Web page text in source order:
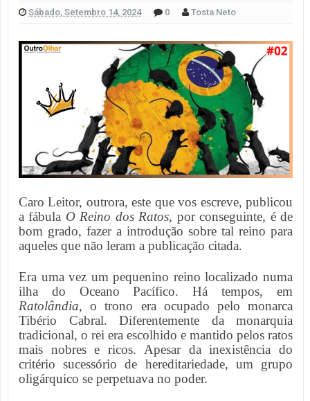
Sábado, Setembro 14, 2024 0 Tosta Neto
Caro Leitor, outrora, este que vos escreve, publicou
a fábula O Reino dos Ratos, por conseguinte, é de
bom grado, fazer a introdução sobre tal reino para
aqueles que não leram a publicação citada.
Era uma vez um pequenino reino localizado numa
ilha do Oceano Pacífico. Há tempos, em
Ratolândia, o trono era ocupado pelo monarca
Tibério Cabral. Diferentemente da monarquia
tradicional, o rei era escolhido e mantido pelos ratos
mais nobres e ricos. Apesar da inexistência do
critério sucessório de hereditariedade, um grupo
oligárquico se perpetuava no poder.